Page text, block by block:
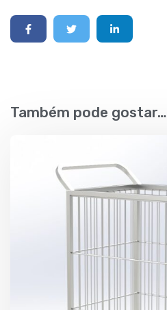
Também pode gostar…